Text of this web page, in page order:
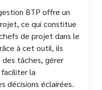
BTP offre un
ce qui constitue
de projet dans le
à cet outil, ils
des tâches, gérer
la
décisions éclairées.